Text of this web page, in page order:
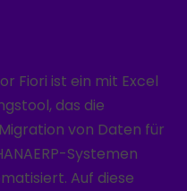
Fiori ist ein mit Excel
das die
von Daten für
Systemen
Auf diese